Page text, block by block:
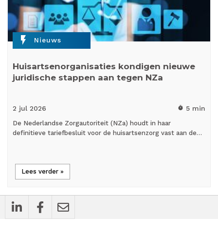
flash_on Nieuws
Huisartsenorganisaties kondigen nieuwe
juridische stappen aan tegen NZa
2 jul 2026 timer 5 min
De Nederlandse Zorgautoriteit (NZa) houdt in haar
definitieve tariefbesluit voor de huisartsenzorg vast aan de…
Lees verder »